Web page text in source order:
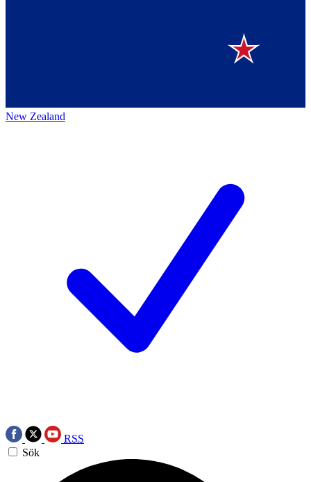
New Zealand
RSS
Sök